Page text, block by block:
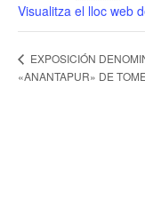
Visualitza el lloc web
EXPOSICIÓN
«ANANTAPUR» DE